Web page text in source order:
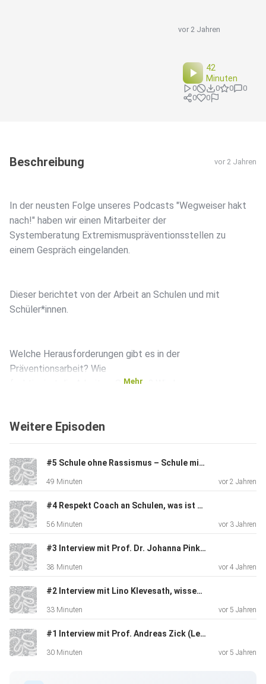
vor 2 Jahren
42
Minuten
0 0 0
0
0
0
Beschreibung vor 2 Jahren
In der neusten Folge unseres Podcasts "Wegweiser hakt
nach!" haben wir einen Mitarbeiter der
Systemberatung Extremismuspräventionsstellen zu
einem Gespräch eingelanden.
Dieser berichtet von der Arbeit an Schulen und mit
Schüler*innen.
Welche Herausforderungen gibt es in der
Präventionsarbeit? Wie
funktioniert die Arbeit an Schulen? Wie kann man
Solche und viele weitere interessante Fragen besprechen
wir in
dieser neuen Folge.
Mehr
Weitere Episoden
#5 Schule ohne Rassismus – Schule mit Courage - Schule im Fokus: Wie Bildung Extremismus begegnen kann.
49 Minuten vor 2 Jahren
#4 Respekt Coach an Schulen, was ist das eigentlich? - Interview mit den zwei Respect Coaches Lena und Pauline
56 Minuten vor 3 Jahren
#3 Interview mit Prof. Dr. Johanna Pink - Rollenbilder im Islam und Tafsir Übersetzungen ins Deutsche
38 Minuten vor 4 Jahren
#2 Interview mit Lino Klevesath, wissenschaftlicher Mitarbeiter des Instituts für Demokratieforschung der Georg-August-Universität Göttingen
33 Minuten vor 5 Jahren
#1 Interview mit Prof. Andreas Zick (Leiter des Instituts für interdisziplinäre Konflikt- und Gewaltforschung der Uni Bielefeld)
30 Minuten vor 5 Jahren